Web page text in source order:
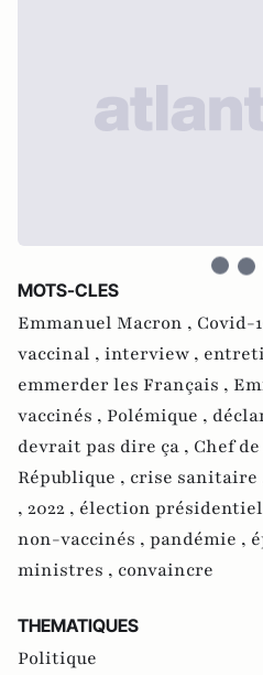
MOTS-CLES
Emmanuel Macron , Covid-
vaccinal , interview ,
emmerder les Français ,
vaccinés , Polémique ,
devrait pas dire ça , Chef
République , crise sanitaire
, 2022 , élection
non-vaccinés , pandémie ,
ministres , convaincre
THEMATIQUES
Politique